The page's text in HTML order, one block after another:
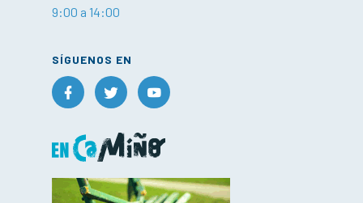
9:00 a 14:00
SÍGUENOS EN